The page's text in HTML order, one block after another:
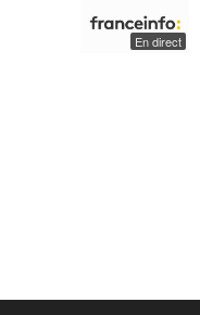
En direct